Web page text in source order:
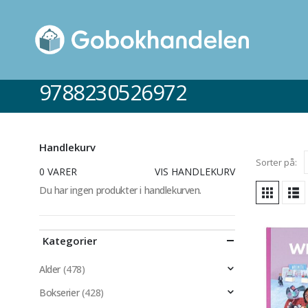
9788230526972
Sorter på:
Handlekurv
0 VARER
VIS HANDLEKURV
Du har ingen produkter i handlekurven.
Kategorier
Alder (478)
Bokserier(428)